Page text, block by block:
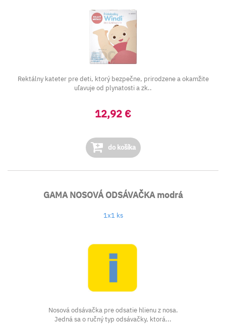
Rektálny kateter pre deti, ktorý bezpečne, prirodzene a okamžite
uľavuje od plynatosti a zk..
12,92 €
do košíka
GAMA NOSOVÁ ODSÁVAČKA modrá
1x1 ks
Nosová odsávačka pre odsatie hlienu z nosa.
Jedná sa o ručný typ odsávačky, ktorá...